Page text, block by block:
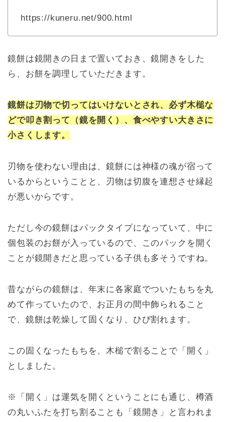
https://kuneru.net/900.html
鏡餅は鏡開きの日まで置いておき、鏡開きをした
ら、お餅を調理していただきます。
鏡餅は刃物で切ってはいけないとされ、必ず木槌な
どで叩き割って（鏡を開く）、食べやすい大きさに
小さくします。
刃物を使わない理由は、鏡餅には神様の魂が宿って
いるからということと、刃物は切腹を連想させ縁起
が悪いからです。
ただし今の鏡餅はパックタイプになっていて、中に
個包装のお餅が入っているので、このパックを開く
ことが鏡開きだと思っている子供も多そうですね。
昔ながらの鏡餅は、年末に各家庭でついたもちを丸
めて作っていたので、お正月の間中飾られること
で、鏡餅は乾燥して固くなり、ひび割れます。
この固くなったもちを、木槌で割ることで「開く」
としました。
※「開く」は運気を開くということにも通じ、樽酒
の丸いふたを打ち割ることも「鏡開き」と言われま